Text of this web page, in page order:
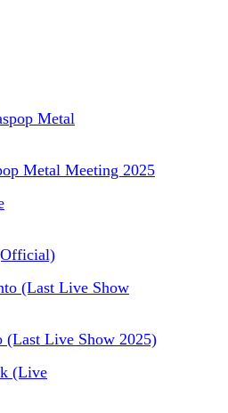
Metal Meeting 2025
(Last Live Show 2025)